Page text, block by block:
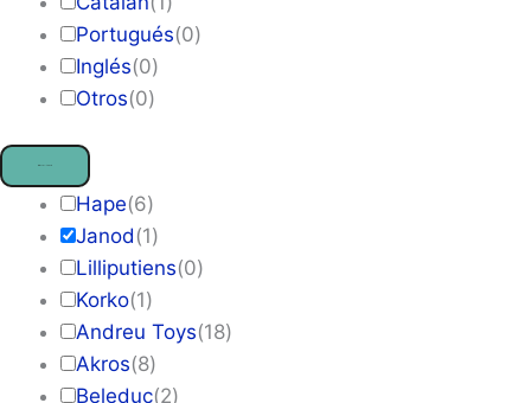
Portugués(0)
Inglés(0)
Otros(0)
Hape(6)
Janod (1)
Lilliputiens(0)
Korko(1)
Andreu Toys(18)
Akros(8)
Beleduc(2)